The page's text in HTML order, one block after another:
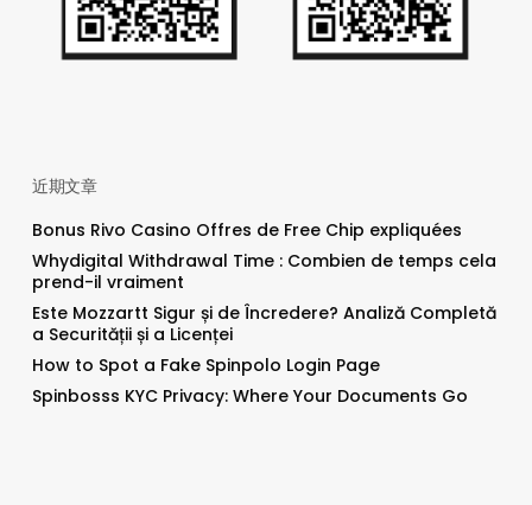
近期文章
Bonus Rivo Casino Offres de Free Chip expliquées
Whydigital Withdrawal Time : Combien de temps cela
prend-il vraiment
Este Mozzartt Sigur și de Încredere? Analiză Completă
a Securității și a Licenței
How to Spot a Fake Spinpolo Login Page
Spinbosss KYC Privacy: Where Your Documents Go